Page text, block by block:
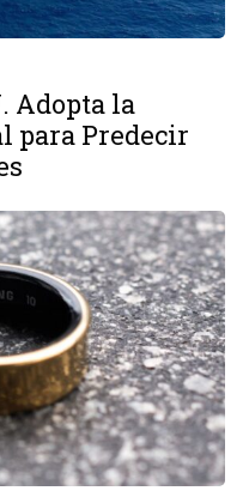
Adopta la
Predecir